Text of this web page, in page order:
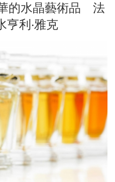
的水晶藝術品 法
亨利‧雅克